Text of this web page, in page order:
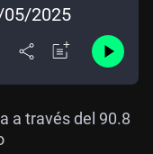
2025
a través del 90.8